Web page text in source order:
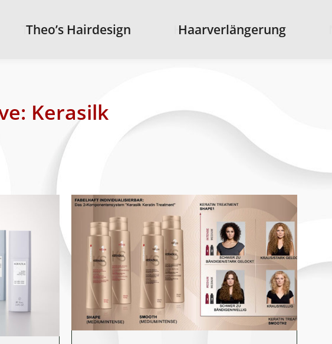
Theo’s Hairdesign Haarverlängerung
Kerasilk
Theo’s Hairdesign Haarverlängerung